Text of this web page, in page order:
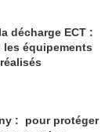
décharge ECT :
les équipements
: pour protéger